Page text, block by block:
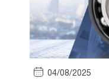
04/08/2025